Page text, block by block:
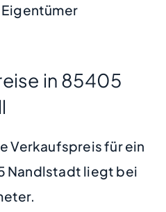
in 85405
Verkaufspreis für ein
Nandlstadt liegt bei